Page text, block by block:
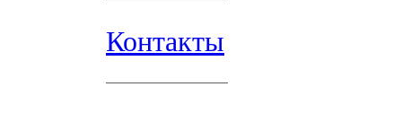
Контакты